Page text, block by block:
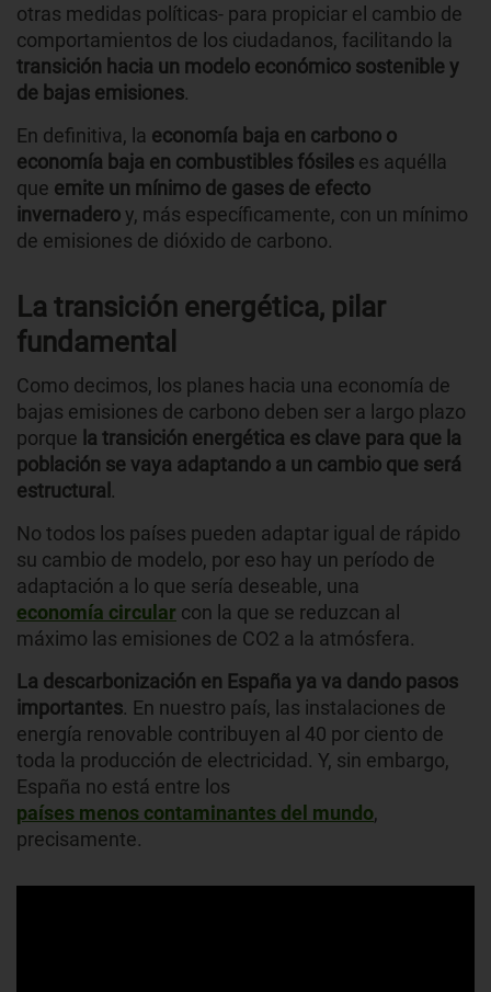
otras medidas políticas- para propiciar el cambio de
comportamientos de los ciudadanos, facilitando la
transición hacia un modelo económico sostenible y
de bajas emisiones.
En definitiva, la economía baja en carbono o
economía baja en combustibles fósiles es aquélla
que emite un mínimo de gases de efecto
invernaderoy, más específicamente, con un mínimo
de emisiones de dióxido de carbono.
La transición energética, pilar
fundamental
Como decimos, los planes hacia una economía de
bajas emisiones de carbono deben ser a largo plazo
porque la transición energética es clave para que la
población se vaya adaptando a un cambio que será
estructural .
No todos los países pueden adaptar igual de rápido
su cambio de modelo, por eso hay un período de
adaptación a lo que sería deseable, una
economía circular con la que se reduzcan al
máximo las emisiones de CO2 a la atmósfera.
La descarbonización en España ya va dando pasos
importantes. En nuestro país, las instalaciones de
energía renovable contribuyen al 40 por ciento de
toda la producción de electricidad. Y, sin embargo,
España no está entre los
países menos contaminantes del mundo,
precisamente.